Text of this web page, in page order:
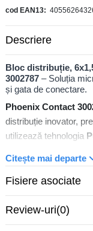
cod EAN13
Descriere
Bloc distribuție,
3002787 – Soluția
și gata de conectare.
Phoenix Contact
distribuție inovator,
utilizează tehnologia
transversală între
3014)distinctivă
punat intern, fiind
PTFIX 6X1,5 PK –
Citește mai departe
Fisiere asociate
Review-uri(0)